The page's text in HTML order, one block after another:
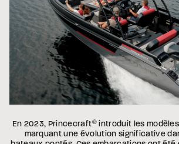
En 2023, Princecraft® introduit les modèles
marquant une évolution significative